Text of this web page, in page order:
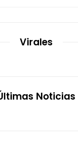
Virales
Noticias